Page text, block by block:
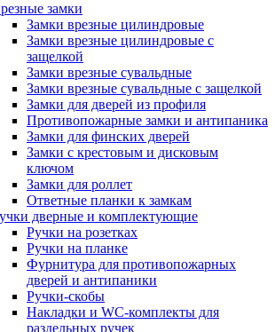
замки
Замки врезные цилиндровые
Замки врезные цилиндровые с
защелкой
Замки врезные сувальдные
Замки врезные сувальдные с защелкой
Замки для дверей из профиля
Противопожарные замки и антипаника
Замки для финских дверей
Замки с крестовым и дисковым
ключом
Замки для роллет
Ответные планки к замкам
дверные и комплектующие
Ручки на розетках
Ручки на планке
Фурнитура для противопожарных
дверей и антипаники
Ручки-скобы
Накладки и WC-комплекты для
раздельных ручек